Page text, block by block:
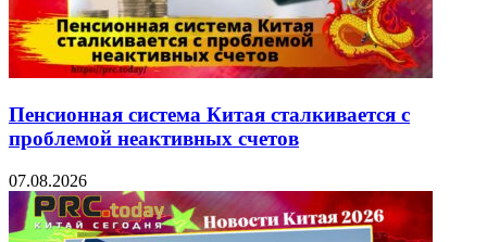
Пенсионная система Китая сталкивается с
проблемой неактивных счетов
07.08.2026